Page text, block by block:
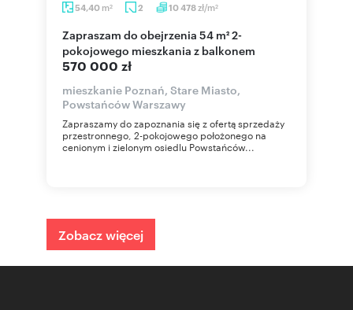
54,40 m2 2 10 478zł/m2
Zapraszam do obejrzenia 54 m² 2-
pokojowego mieszkania z balkonem
570 000 zł
mieszkanie Poznań, Stare Miasto,
Powstańców Warszawy
Zapraszamy do zapoznania się z ofertą sprzedaży
przestronnego, 2-pokojowego położonego na
cenionym i zielonym osiedlu Powstańców...
Zobacz więcej